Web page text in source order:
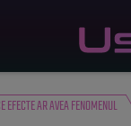
EFECTE AR AVEA FENOMENUL